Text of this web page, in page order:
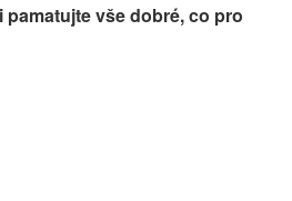
pamatujte vše dobré, co pro